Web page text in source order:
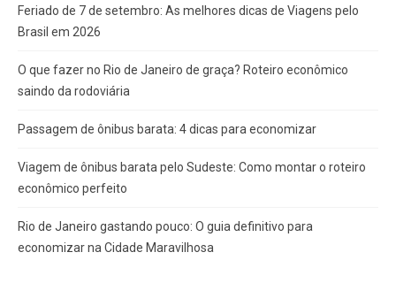
Feriado de 7 de setembro: As melhores dicas de Viagens pelo
Brasil em 2026
O que fazer no Rio de Janeiro de graça? Roteiro econômico
saindo da rodoviária
Passagem de ônibus barata: 4 dicas para economizar
Viagem de ônibus barata pelo Sudeste: Como montar o roteiro
econômico perfeito
Rio de Janeiro gastando pouco: O guia definitivo para
economizar na Cidade Maravilhosa